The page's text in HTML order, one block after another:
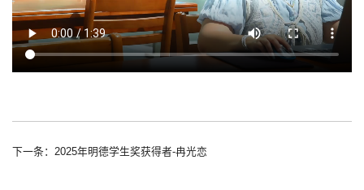
下一条：2025年明德学生奖获得者-冉光恋